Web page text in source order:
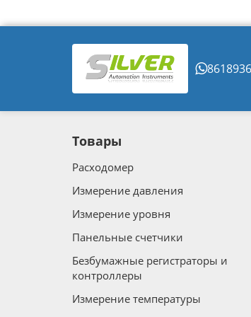
Товары
Расходомер
Измерение давления
Измерение уровня
Панельные счетчики
Безбумажные регистраторы и
контроллеры
Измерение температуры